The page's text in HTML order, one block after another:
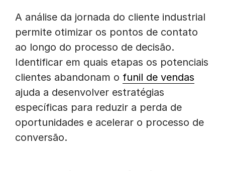
A análise da jornada do cliente industrial
permite otimizar os pontos de contato
ao longo do processo de decisão.
Identificar em quais etapas os potenciais
clientes abandonam o funil de vendas
ajuda a desenvolver estratégias
específicas para reduzir a perda de
oportunidades e acelerar o processo de
conversão.